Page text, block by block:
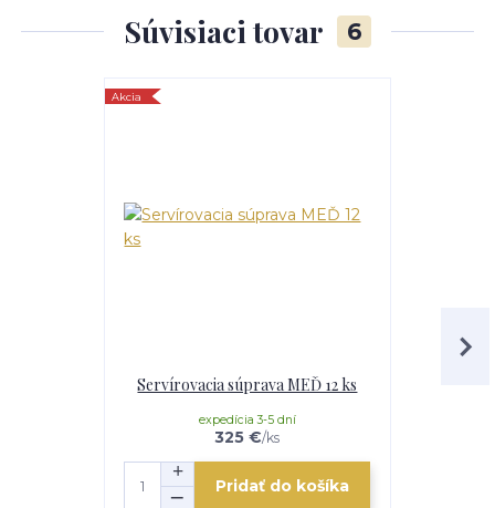
Súvisiaci tovar 6
Akcia
Servírovacia súprava MEĎ 12 ks
325 €/ks
expedícia 3-5 dní
Pridať do košíka